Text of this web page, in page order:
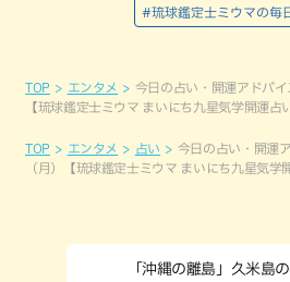
#琉球鑑定士ミウマの毎
TOP エンタメ
今日の占い・開運アドバ
【琉球鑑定士ミウマ まいにち九星気学開運占
TOP エンタメ 占い
今日の占い・開運
（月）【琉球鑑定士ミウマ まいにち九星気学
「沖縄の離島」久米島